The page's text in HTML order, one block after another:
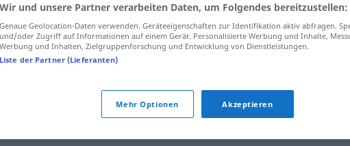
Anomalie
Besonderheit
Wir und unsere Partner verarbeiten Daten, um Folgendes bereitzustellen:
Genaue Geolocation-Daten verwenden. Geräteeigenschaften zur Identifikation aktiv abfragen.
und/oder Zugriff auf Informationen auf einem Gerät. Personalisierte Werbung und Inhalte,
Werbung und Inhalten, Zielgruppenforschung und Entwicklung von Dienstleistungen.
Liste der Partner (Lieferanten)
Mehr Optionen Akzeptieren